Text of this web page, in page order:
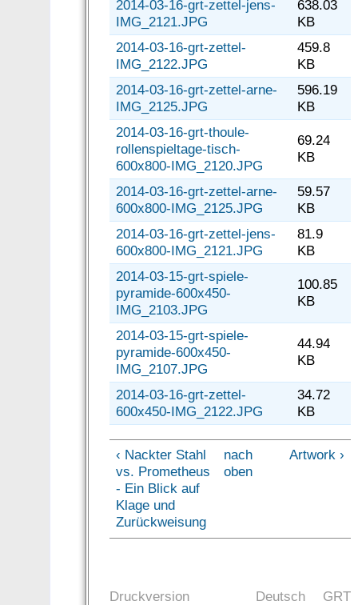
2014-03-16-grt-zettel-jens-
IMG_2121.JPG
638.03
KB
2014-03-16-grt-zettel-
IMG_2122.JPG
459.8
KB
2014-03-16-grt-zettel-arne-
IMG_2125.JPG
596.19
KB
2014-03-16-grt-thoule-
rollenspieltage-tisch-
600x800-IMG_2120.JPG
69.24
KB
2014-03-16-grt-zettel-arne-
600x800-IMG_2125.JPG
59.57
KB
2014-03-16-grt-zettel-jens-
600x800-IMG_2121.JPG
81.9
KB
2014-03-15-grt-spiele-
pyramide-600x450-
IMG_2103.JPG
100.85
KB
2014-03-15-grt-spiele-
pyramide-600x450-
IMG_2107.JPG
44.94
KB
2014-03-16-grt-zettel-
600x450-IMG_2122.JPG
34.72
KB
‹ Nackter Stahl
vs. Prometheus
- Ein Blick auf
Klage und
Zurückweisung
nach
oben
Artwork ›
Deutsch GRT
Druckversion